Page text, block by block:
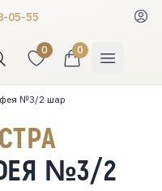
05-55
0 0
№3/2 шар
№3/2